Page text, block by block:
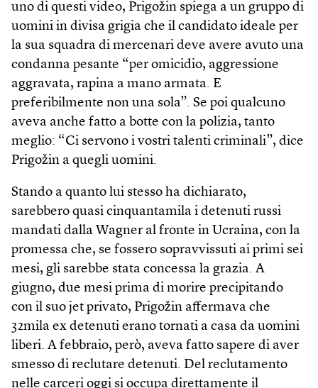
uno di questi video, Prigožin spiega a un gruppo di
uomini in divisa grigia che il candidato ideale per
la sua squadra di mercenari deve avere avuto una
condanna pesante “per omicidio, aggressione
aggravata, rapina a mano armata. E
preferibilmente non una sola”. Se poi qualcuno
aveva anche fatto a botte con la polizia, tanto
meglio: “Ci servono i vostri talenti criminali”, dice
Prigožin a quegli uomini.
Stando a quanto lui stesso ha dichiarato,
sarebbero quasi cinquantamila i detenuti russi
mandati dalla Wagner al fronte in Ucraina, con la
promessa che, se fossero sopravvissuti ai primi sei
mesi, gli sarebbe stata concessa la grazia. A
giugno, due mesi prima di morire precipitando
con il suo jet privato, Prigožin affermava che
32mila ex detenuti erano tornati a casa da uomini
liberi. A febbraio, però, aveva fatto sapere di aver
smesso di reclutare detenuti. Del reclutamento
nelle carceri oggi si occupa direttamente il